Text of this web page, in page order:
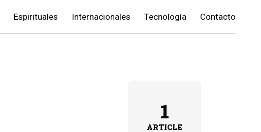
Espirituales Internacionales Tecnología Contacto
1
ARTICLE